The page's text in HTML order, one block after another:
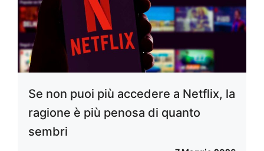
Se non puoi più accedere a Netflix, la
ragione è più penosa di quanto
sembri